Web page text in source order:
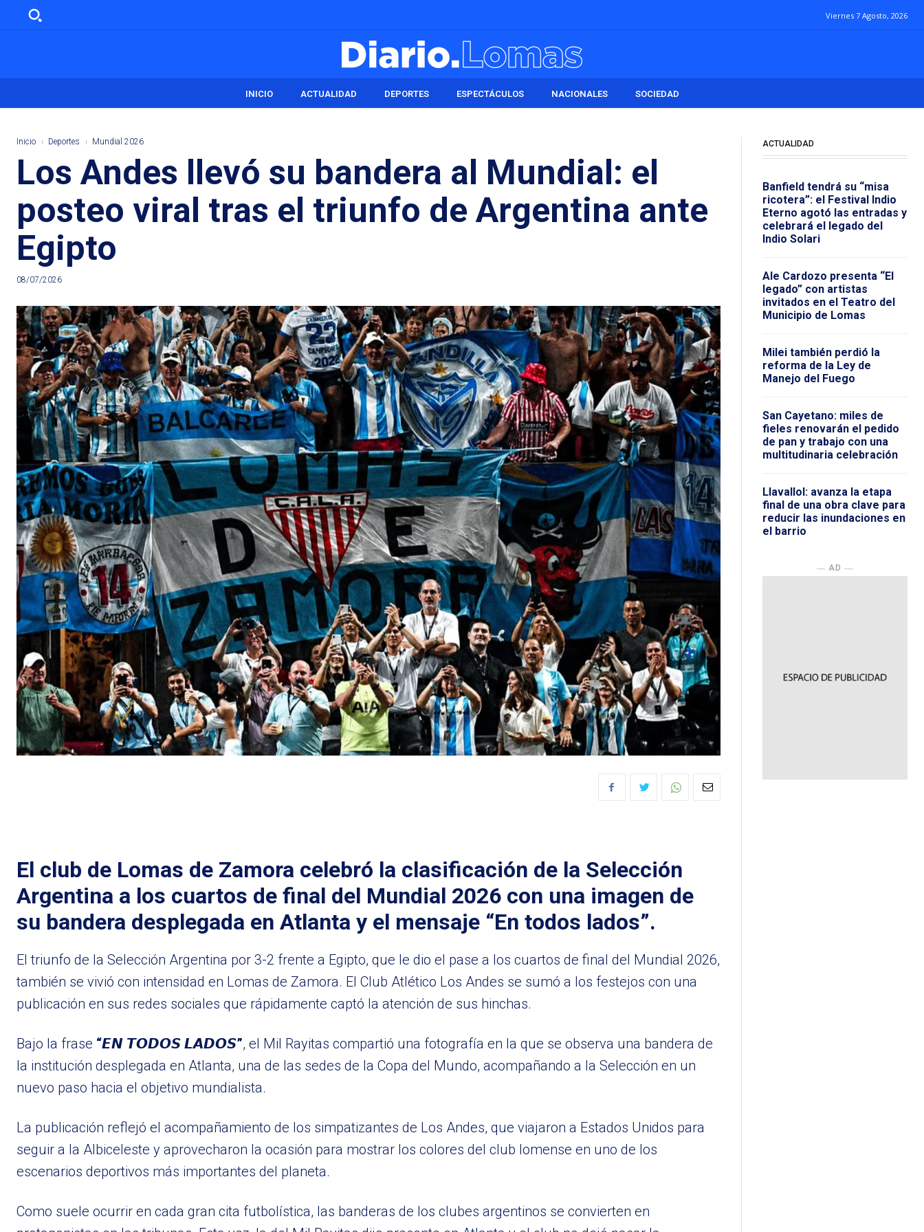
Viernes 7 Agosto, 2026
INICIO ACTUALIDAD DEPORTES ESPECTÁCULOS NACIONALES SOCIEDAD
Inicio Deportes Mundial 2026
Los Andes llevó su bandera al Mundial: el
posteo viral tras el triunfo de Argentina ante
Egipto
08/07/2026
El club de Lomas de Zamora celebró la clasificación de la Selección
Argentina a los cuartos de final del Mundial 2026 con una imagen de
su bandera desplegada en Atlanta y el mensaje “En todos lados”.
El triunfo de la Selección Argentina por 3-2 frente a Egipto, que le dio el pase a los cuartos de final del Mundial 2026,
también se vivió con intensidad en Lomas de Zamora. El Club Atlético Los Andes se sumó a los festejos con una
publicación en sus redes sociales que rápidamente captó la atención de sus hinchas.
Bajo la frase “𝙀𝙉 𝙏𝙊𝘿𝙊𝙎 𝙇𝘼𝘿𝙊𝙎”, el Mil Rayitas compartió una fotografía en la que se observa una bandera de
la institución desplegada en Atlanta, una de las sedes de la Copa del Mundo, acompañando a la Selección en un
nuevo paso hacia el objetivo mundialista.
La publicación reflejó el acompañamiento de los simpatizantes de Los Andes, que viajaron a Estados Unidos para
seguir a la Albiceleste y aprovecharon la ocasión para mostrar los colores del club lomense en uno de los
escenarios deportivos más importantes del planeta.
Como suele ocurrir en cada gran cita futbolística, las banderas de los clubes argentinos se convierten en
ACTUALIDAD
Banfield tendrá su “misa
ricotera”: el Festival Indio
Eterno agotó las entradas y
celebrará el legado del
Indio Solari
Ale Cardozo presenta “El
legado” con artistas
invitados en el Teatro del
Municipio de Lomas
Milei también perdió la
reforma de la Ley de
Manejo del Fuego
San Cayetano: miles de
fieles renovarán el pedido
de pan y trabajo con una
multitudinaria celebración
Llavallol: avanza la etapa
final de una obra clave para
reducir las inundaciones en
el barrio
― AD ―